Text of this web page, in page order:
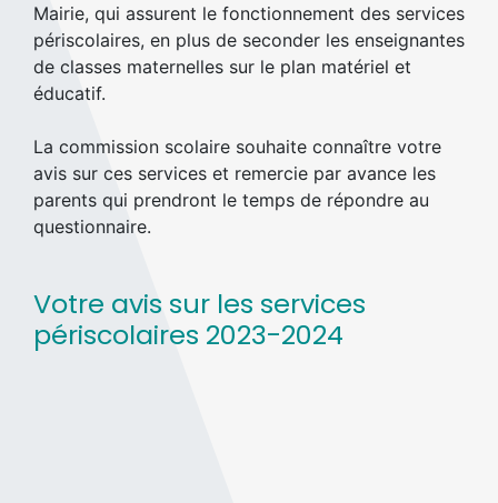
Mairie, qui assurent le fonctionnement des services
périscolaires, en plus de seconder les enseignantes
de classes maternelles sur le plan matériel et
éducatif.
La commission scolaire souhaite connaître votre
avis sur ces services et remercie par avance les
parents qui prendront le temps de répondre au
questionnaire.
Votre avis sur les services
périscolaires 2023-2024